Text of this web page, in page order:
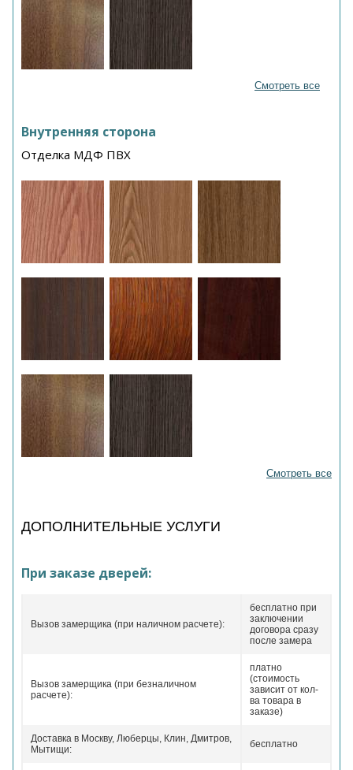
Смотреть все
Внутренняя сторона
Отделка МДФ ПВХ
Смотреть все
ДОПОЛНИТЕЛЬНЫЕ УСЛУГИ
При заказе дверей:
Вызов замерщика (при наличном расчете):
бесплатно при
заключении
договора сразу
после замера
Вызов замерщика (при безналичном
расчете):
платно
(стоимость
зависит от кол-
ва товара в
заказе)
Доставка в Москву, Люберцы, Клин, Дмитров,
Мытищи:
бесплатно